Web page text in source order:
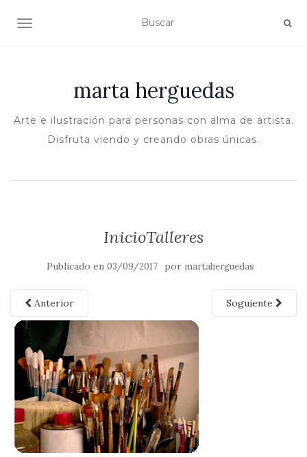
ALTERNAR NAVEGACIÓN
marta herguedas
Arte e ilustración para personas con alma de artista.
Disfruta viendo y creando obras únicas.
InicioTalleres
Publicado en 03/09/2017 por martaherguedas
Anterior Soguiente